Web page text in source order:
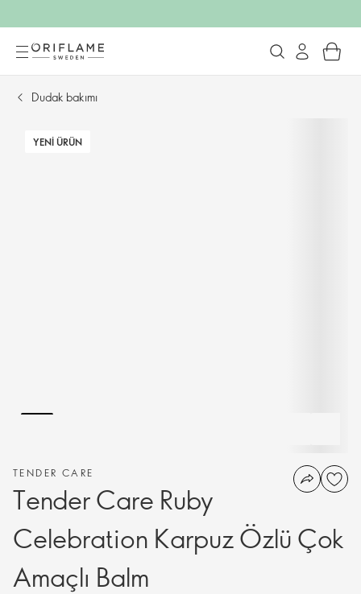
Dudak bakımı
YENI ÜRÜN
TENDER CARE
Tender Care Ruby
Celebration Karpuz Özlü Çok
Amaçlı Balm